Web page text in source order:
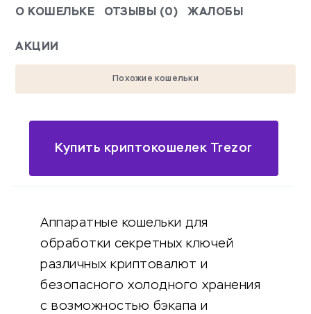
О КОШЕЛЬКЕ ОТЗЫВЫ (0) ЖАЛОБЫ
АКЦИИ
Похожие кошельки
Купить криптокошелек Trezor
Аппаратные кошельки для
обработки секретных ключей
различных криптовалют и
безопасного холодного хранения
с возможностью бэкапа и